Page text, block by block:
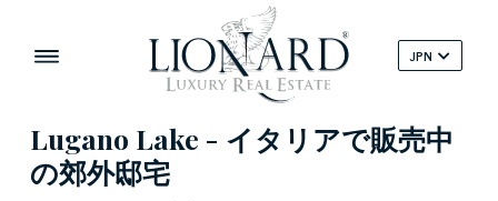
JPN
Lugano Lake - イタリアで販売中
の郊外邸宅